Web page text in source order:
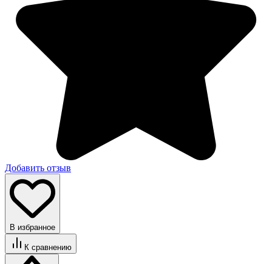
Добавить отзыв
В избранное
К сравнению